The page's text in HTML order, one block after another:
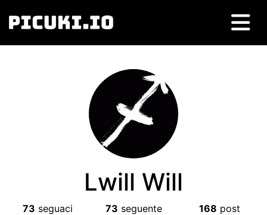
Lwill Will
73 seguaci 73 seguente 168 post